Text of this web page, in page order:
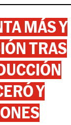
MÁS Y
TRAS
Y